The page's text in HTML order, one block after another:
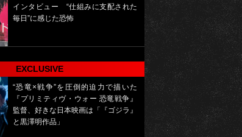
インタビュー “仕組みに支配された
毎日”に感じた恐怖
EXCLUSIVE
“恐竜×戦争”を圧倒的迫力で描いた
『プリミティヴ・ウォー 恐竜戦争』
監督、好きな日本映画は「『ゴジラ』
と黒澤明作品」